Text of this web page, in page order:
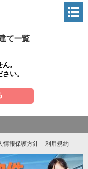
て一覧
。
い。
情報保護方針 利用規約